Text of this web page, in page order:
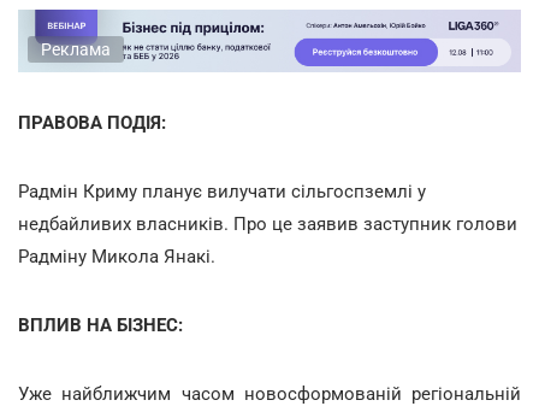
Реклама
ПРАВОВА ПОДІЯ:
Радмін Криму планує вилучати сільгоспземлі у
недбайливих власників. Про це заявив заступник голови
Радміну Микола Янакі.
ВПЛИВ НА БІЗНЕС:
Уже найближчим часом новосформованій регіональній